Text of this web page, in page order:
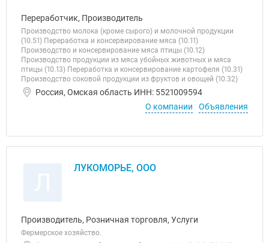
Переработчик, Производитель
Производство молока (кроме сырого) и молочной продукции
(10.51) Переработка и консервирование мяса (10.11)
Производство и консервирование мяса птицы (10.12)
Производство продукции из мяса убойных животных и мяса
птицы (10.13) Переработка и консервирование картофеля (10.31)
Производство соковой продукции из фруктов и овощей (10.32)
Россия, Омская область ИНН: 5521009594
О компании
Объявления
ЛУКОМОРЬЕ, ООО
Производитель, Розничная торговля, Услуги
Фермерское хозяйство.